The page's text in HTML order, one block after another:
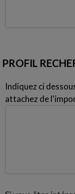
PROFIL
Indiquez ci
attachez de